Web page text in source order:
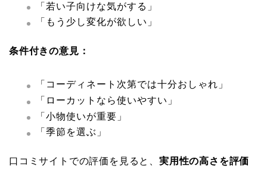
「若い子向けな気がする」
「もう少し変化が欲しい」
条件付きの意見：
「コーディネート次第では十分おしゃれ」
「ローカットなら使いやすい」
「小物使いが重要」
「季節を選ぶ」
口コミサイトでの評価を見ると、 実用性の高さを評価